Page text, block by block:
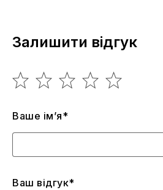
Залишити відгук
Ваше ім’я*
Ваш відгук*